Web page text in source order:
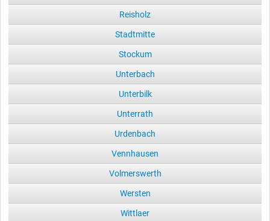
Reisholz
Stadtmitte
Stockum
Unterbach
Unterbilk
Unterrath
Urdenbach
Vennhausen
Volmerswerth
Wersten
Wittlaer